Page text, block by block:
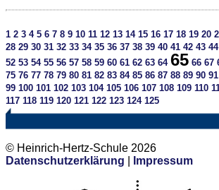
1 2 3 4 5 6 7 8 9 10 11 12 13 14 15 16 17 18 19 20
28 29 30 31 32 33 34 35 36 37 38 39 40 41 42 43 44
52 53 54 55 56 57 58 59 60 61 62 63 64 65 66 67
75 76 77 78 79 80 81 82 83 84 85 86 87 88 89 90 91
99 100 101 102 103 104 105 106 107 108 109 110
117 118 119 120 121 122 123 124 125
© Heinrich-Hertz-Schule 2026
Datenschutzerklärung
Impressum